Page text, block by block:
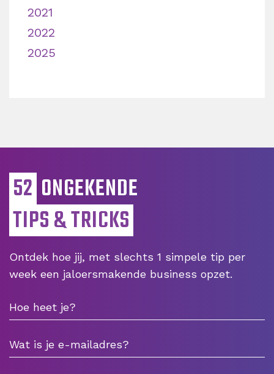
2021
2022
2025
52 ONGEKENDE
TIPS & TRICKS
Ontdek hoe jij, met slechts 1 simpele tip per
week een jaloersmakende business opzet.